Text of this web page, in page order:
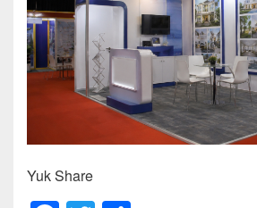
Yuk Share